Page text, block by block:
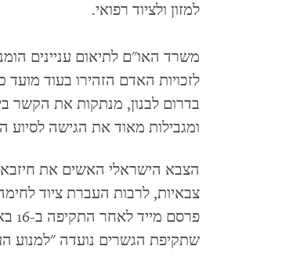
למזון ולציוד רפואי.
משרד האו"ם לתיאום עניינים
לזכויות האדם הזהירו בעוד
בדרום לבנון, מנתקות את הקשר
ומגבילות מאוד את הגישה לסיוע
הצבא הישראלי האשים את
צבאיות, לרבות העברת ציוד
שתקיפת הגשרים נועדה "למנוע